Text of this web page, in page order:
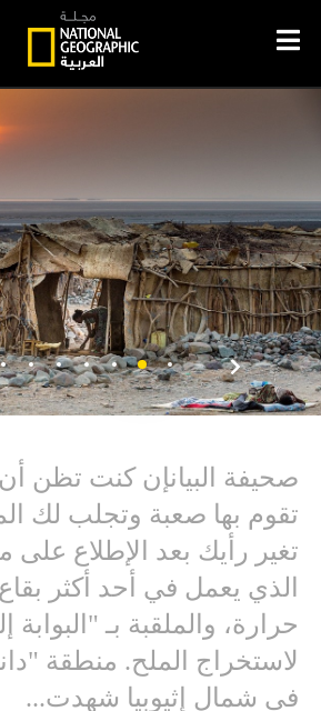
صحيفة البيانإن كنت تظن أن
تقوم بها صعبة وتجلب لك
تغير رأيك بعد الإطلاع على
الذي يعمل في أحد أكثر
حرارة، والملقبة بـ
لاستخراج الملح. منطقة
في شمال إثيوبيا شهدت...